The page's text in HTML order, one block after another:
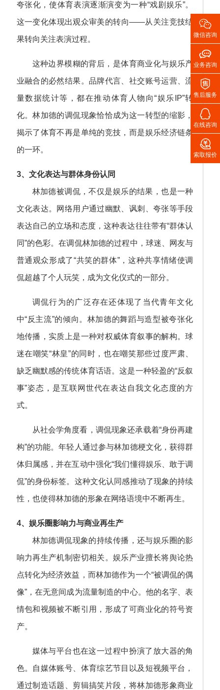
夸张化，使体育表演逐渐演变为一种“戏剧娱乐”。
这一变化体现出观众审美的转向——从关注竞技结
果转向关注表演过程。
这种边界模糊的背后，是体育商业化与娱乐产
业融合的必然结果。品牌代言、社交账号运营、流
量数据统计等，都在推动体育人物向“娱乐IP”转
化。林加德的调侃现象恰恰成为这一转型的缩影，
揭示了体育不再是单纯的竞技，而是娱乐经济链条
的一环。
3、文化表达与群体身份认同
林加德被调侃，不仅是娱乐的结果，也是一种
文化表达。网络用户通过幽默、讽刺、夸张等手段
表达自己的立场和态度，这种表达往往带有“群体认
同”的色彩。在调侃林加德的过程中，球迷、网友与
普通观众形成了“共笑的群体”，这种共享情绪使调
侃超越了个人玩笑，成为文化仪式的一部分。
调侃行为的广泛存在还体现了当代青年文化
中“反主流”的倾向。林加德的舞蹈与造型被夸张化
地传播，实质上是一种对权威体育叙事的解构。球
迷在嘲笑“林皇”的同时，也在嘲笑那些过度严肃、
缺乏幽默感的传统体育话语。这是一种轻盈的“反叙
事”姿态，是互联网世代在表达自我文化态度的方
式。
从社会学角度看，调侃现象还承载着“身份再建
构”的功能。年轻人通过参与林加德梗文化，获得群
体归属感，并在互动中强化“我们懂得娱乐、敢于调
侃”的身份标签。这种文化认同感推动了现象的持续
性，也使得林加德的形象在网络语境中不断再生。
4、娱乐圈影响力与商业再生产
林加德调侃现象的持续传播，还与娱乐圈的影
响力再生产机制密切相关。娱乐产业擅长将舆论热
点转化为经济效益，而林加德作为一个“被调侃的偶
像”，在无意间成为流量制造的中心。他的名字、表
情包和视频被不断引用，形成了可商业化的符号资
产。
媒体与平台也在这一过程中扮演了放大器的角
色。自媒体账号、体育综艺节目以及短视频平台，
通过制造话题、剪辑搞笑片段，将林加德形象商业

微信咨询

业务咨询

售后服务

在线咨询

索取报价